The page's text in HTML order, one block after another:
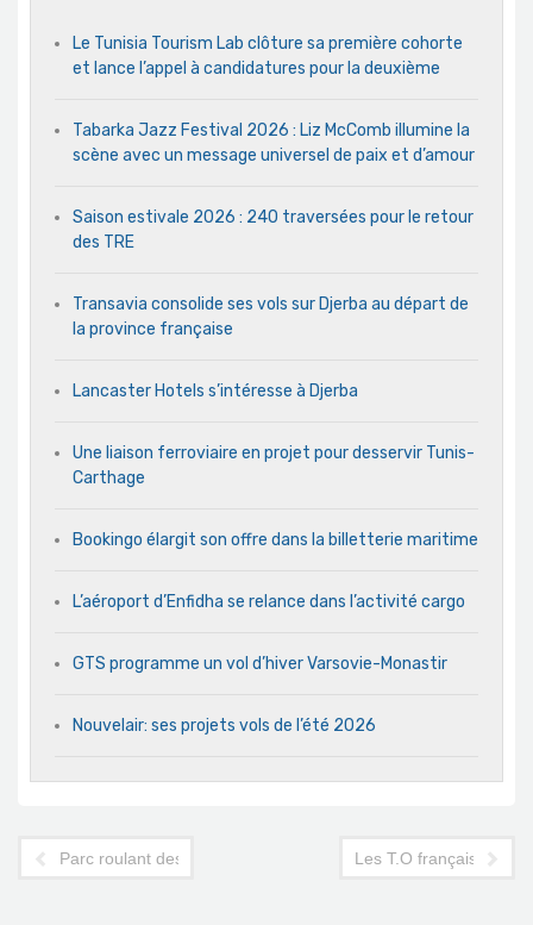
Le Tunisia Tourism Lab clôture sa première cohorte
et lance l’appel à candidatures pour la deuxième
Tabarka Jazz Festival 2026 : Liz McComb illumine la
scène avec un message universel de paix et d’amour
Saison estivale 2026 : 240 traversées pour le retour
des TRE
Transavia consolide ses vols sur Djerba au départ de
la province française
Lancaster Hotels s’intéresse à Djerba
Une liaison ferroviaire en projet pour desservir Tunis-
Carthage
Bookingo élargit son offre dans la billetterie maritime
L’aéroport d’Enfidha se relance dans l’activité cargo
GTS programme un vol d’hiver Varsovie-Monastir
Nouvelair: ses projets vols de l’été 2026
Parc roulant des agences de voyage: l'APTBEF confirme le
Les T.O français